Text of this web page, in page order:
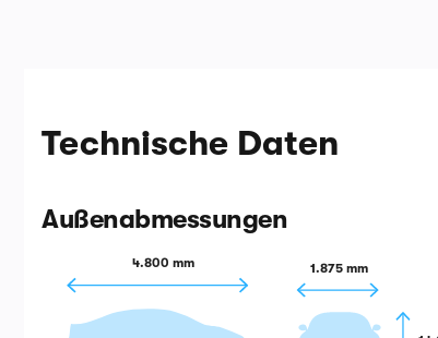
Technische Daten
Außenabmessungen
4.800 mm 1.875 mm